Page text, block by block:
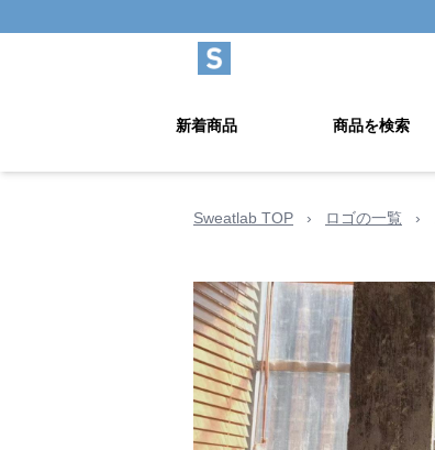
新着商品 商品を検索
Sweatlab TOP › ロゴの一覧 ›